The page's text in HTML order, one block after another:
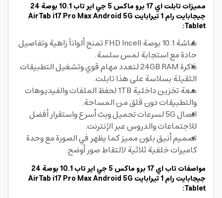
مميزات تابلت اي 17 برو ماكس 5 جي اير تاب 10.1 بوصة 24
جيجابايت رام 1 تيرابايت AirTab i17 Pro Max Android 5G
Tablet:
شاشة 10.1 بوصة FHD Incell تمنح ألواناً زاهية وتفاصيل
حادة مع استجابة لمس سلسة.
ذاكرة 24GB RAM لتعدد مهام قوي وتشغيل التطبيقات
الثقيلة بسلاسة على هذا تابلت.
سعة تخزين داخلية 1TB لحفظ الملفات والفيديوهات
والتطبيقات دون قلق من المساحة.
اتصال 5G لسرعات تحميل وبث أسرع واستقرار أفضل
للاجتماعات والدروس عبر الإنترنت.
تصميم أنيق بلون مميز كما يظهر في الصورة مع وحدة
كاميرات خلفية ثلاثية لالتقاط صور أوضح.
مواصفات تاب اي 17 برو ماكس 5 جي اير تاب 10.1 بوصة 24
جيجابايت رام 1 تيرابايت AirTab i17 Pro Max Android 5G
Tablet: